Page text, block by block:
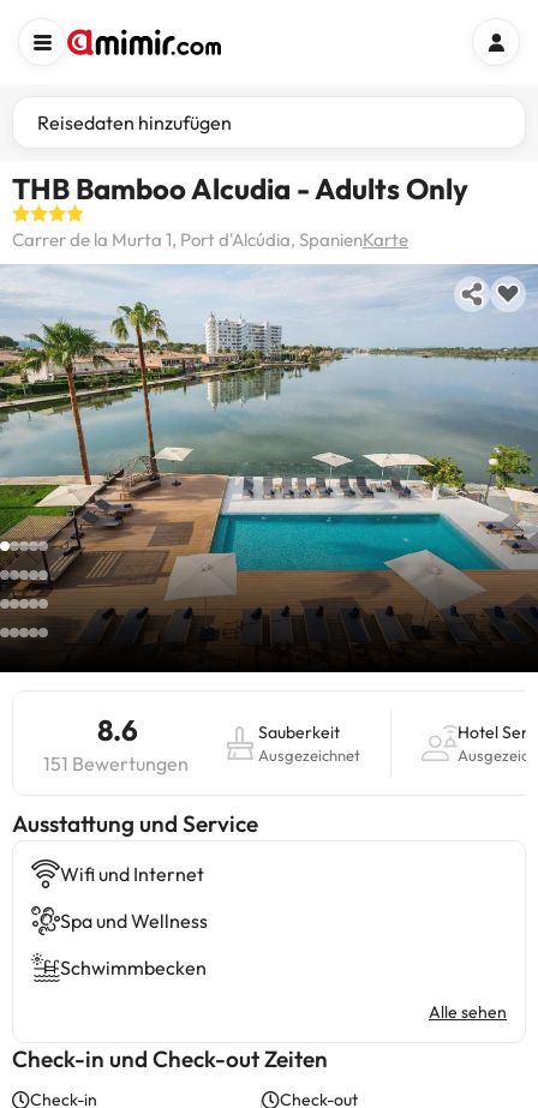
Reisedaten hinzufügen
THB Bamboo Alcudia - Adults Only
Carrer de la Murta 1, Port d'Alcúdia, SpanienKarte
8.6
151 Bewertungen
Sauberkeit
Ausgezeichnet
Hotel
​Ausstattung und Service
Wifi und Internet
Spa und Wellness
Schwimmbecken
Alle sehen
Check-in und Check-out Zeiten
Check-in Check-out